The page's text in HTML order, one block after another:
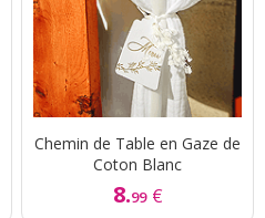
Chemin de Table en Gaze de
Coton Blanc
8.99 €